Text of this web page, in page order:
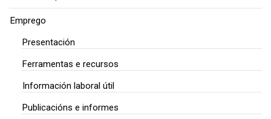
Emprego
Presentación
Ferramentas e recursos
Información laboral útil
Publicacións e informes